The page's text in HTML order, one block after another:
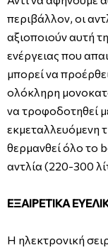
περιβάλλον, οι
αξιοποιούν αυτή
ενέργειας που
μπορεί να
ολόκληρη
να τροφοδοτηθεί
εκμεταλλευόμενη
θερμανθεί όλο το
αντλία (220-300
ΕΞΑΙΡΕΤΙΚΑ
Η ηλεκτρονική